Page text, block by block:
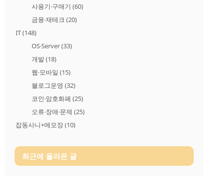
사용기·구매기 (60)
금융·재테크 (20)
IT(148)
OS·Server(33)
개발(18)
웹·모바일 (15)
블로그운영 (32)
코인·암호화폐 (25)
오류·장애·문제 (25)
잡동사니+메모장(10)
최근에 올라온 글